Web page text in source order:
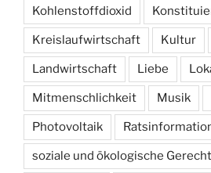
Kohlenstoffdioxid
Kreislaufwirtschaft Kultur
Landwirtschaft Liebe
Mitmenschlichkeit Musik
Photovoltaik
soziale und ökologische